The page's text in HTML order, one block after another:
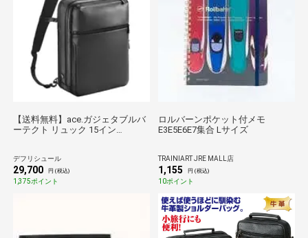
【送料無料】ace.ガジェタブルバ
ーテクト リュック 15イン
デフリシュール
29,700 円 (税込)
1,375ポイント
ロルバーンポケット付メモ
E3E5E6E7集合 Lサイズ
TRAINIART JRE MALL店
1,155 円 (税込)
10ポイント